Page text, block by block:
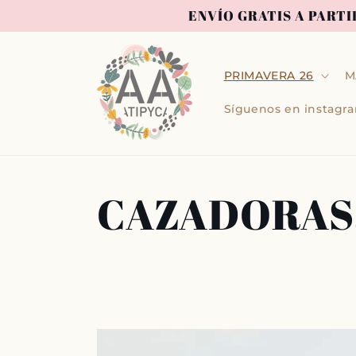
al contenido
ENVÍO GRATIS A
PRIMAVERA 26
Síguenos en
C